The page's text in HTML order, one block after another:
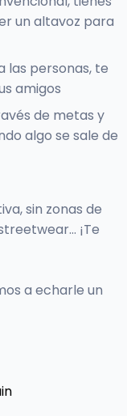
un altavoz para
las personas, te
amigos
de metas y
algo se sale de
sin zonas de
¡Te
a echarle un